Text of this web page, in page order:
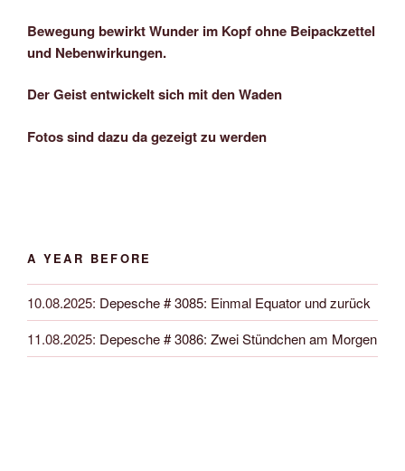
Bewegung bewirkt Wunder im Kopf ohne Beipackzettel
und Nebenwirkungen.
Der Geist entwickelt sich mit den Waden
Fotos sind dazu da gezeigt zu werden
A YEAR BEFORE
10.08.2025: Depesche # 3085: Einmal Equator und zurück
11.08.2025: Depesche # 3086: Zwei Stündchen am Morgen